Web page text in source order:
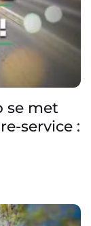
se met
service :